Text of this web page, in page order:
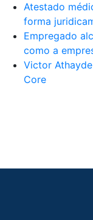
Atestado
forma
Empregado
como a
Victor
Core